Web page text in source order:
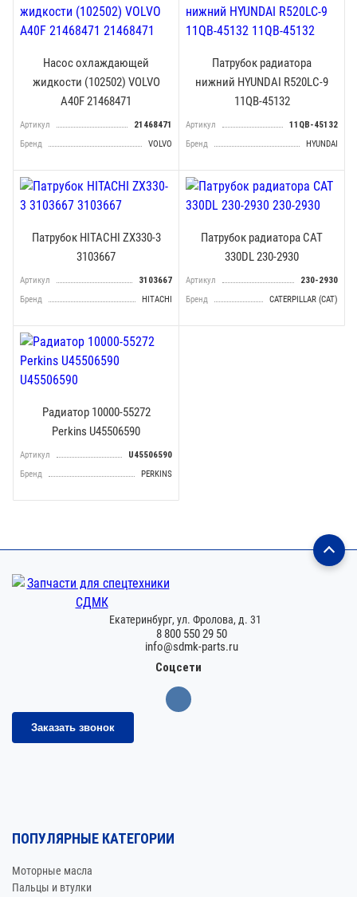
Насос охлаждающей
жидкости (102502) VOLVO
A40F 21468471
Артикул
21468471
Бренд
VOLVO
Патрубок радиатора
нижний HYUNDAI R520LC-9
11QB-45132
Артикул
11QB-45132
Бренд
HYUNDAI
Патрубок HITACHI ZX330-3
3103667
Артикул
3103667
Бренд
HITACHI
Патрубок радиатора CAT
330DL 230-2930
Артикул
230-2930
Бренд
CATERPILLAR (CAT)
Радиатор 10000-55272
Perkins U45506590
Артикул
U45506590
Бренд
PERKINS
Екатеринбург, ул. Фролова, д. 31
8 800 550 29 50
info@sdmk-parts.ru
Соцсети
Заказать звонок
ПОПУЛЯРНЫЕ КАТЕГОРИИ
Моторные масла
Пальцы и втулки